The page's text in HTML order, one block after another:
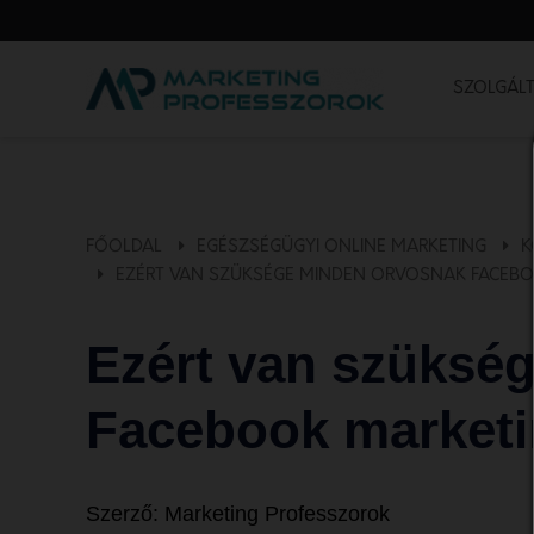
Ezért van
Facebook
Szerző: Marketing Professzorok